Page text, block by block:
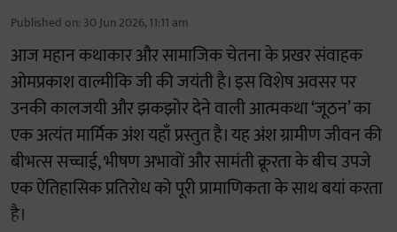
Published on: 30 Jun 2026, 11:11 am
आज महान कथाकार और सामाजिक चेतना के प्रखर संवाहक
ओमप्रकाश वाल्मीकि जी की जयंती है। इस विशेष अवसर पर
उनकी कालजयी और झकझोर देने वाली आत्मकथा ‘जूठन’ का
एक अत्यंत मार्मिक अंश यहाँ प्रस्तुत है। यह अंश ग्रामीण जीवन की
बीभत्स सच्चाई, भीषण अभावों और सामंती क्रूरता के बीच उपजे
एक ऐतिहासिक प्रतिरोध को पूरी प्रामाणिकता के साथ बयां करता
है।